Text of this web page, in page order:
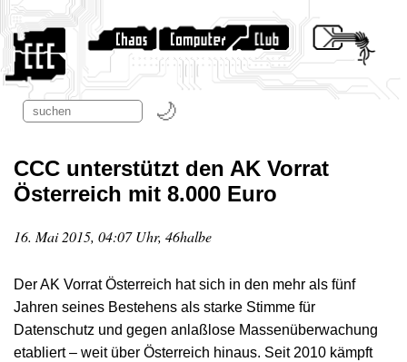
CCC unterstützt den AK Vorrat
Österreich mit 8.000 Euro
16. Mai 2015, 04:07 Uhr, 46halbe
Der AK Vorrat Österreich hat sich in den mehr als fünf
Jahren seines Bestehens als starke Stimme für
Datenschutz und gegen anlaßlose Massenüberwachung
etabliert – weit über Österreich hinaus. Seit 2010 kämpft